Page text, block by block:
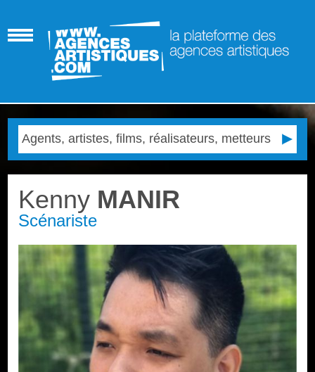
Kenny MANIR
Scénariste